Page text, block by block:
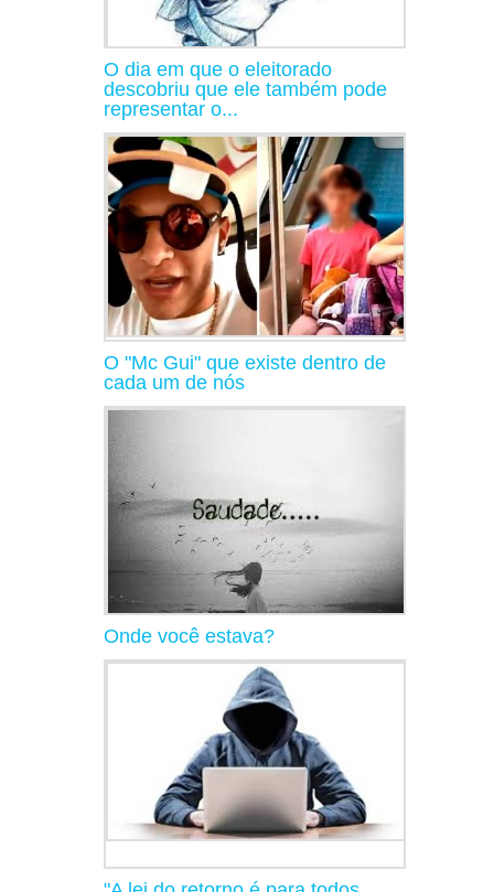
O dia em que o eleitorado
descobriu que ele também pode
representar o...
O "Mc Gui" que existe dentro de
cada um de nós
Onde você estava?